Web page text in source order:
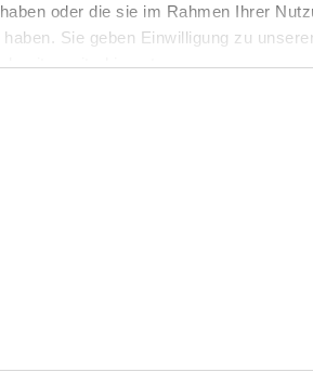
oder die sie im Rahmen Ihrer
Sie geben Einwilligung zu
weiterhin nutzen.
des
Systems.